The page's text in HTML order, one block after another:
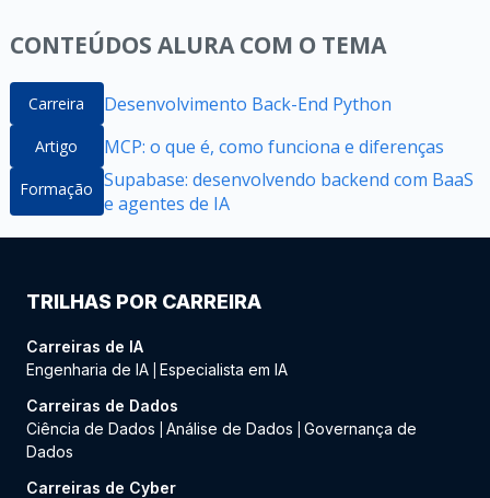
CONTEÚDOS ALURA COM O TEMA
Carreira Desenvolvimento Back-End Python
Artigo MCP: o que é, como funciona e diferenças
Formação Supabase: desenvolvendo backend com BaaS
e agentes de IA
TRILHAS POR CARREIRA
Carreiras de IA
Engenharia de IA Especialista em IA
Carreiras de Dados
Ciência de Dados
Análise de Dados
Governança de
Dados
Carreiras de Cyber